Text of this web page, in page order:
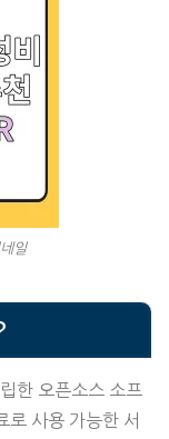
일
한 오픈소스 소프
로 사용 가능한 서